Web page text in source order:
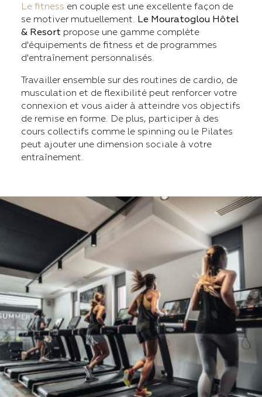
Le fitness en couple est une excellente façon de
se motiver mutuellement. Le Mouratoglou Hôtel
& Resort propose une gamme complète
d'équipements de fitness et de programmes
d'entraînement personnalisés.
Travailler ensemble sur des routines de cardio, de
musculation et de flexibilité peut renforcer votre
connexion et vous aider à atteindre vos objectifs
de remise en forme. De plus, participer à des
cours collectifs comme le spinning ou le Pilates
peut ajouter une dimension sociale à votre
entraînement.